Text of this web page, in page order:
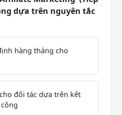
dựa trên nguyên tắc
hàng tháng cho
đối tác dựa trên kết